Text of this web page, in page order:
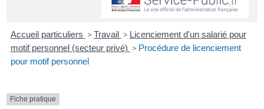
Accueil particuliers > Travail > Licenciement d'un salarié pour
motif personnel (secteur privé) > Procédure de licenciement
pour motif personnel
Fiche pratique